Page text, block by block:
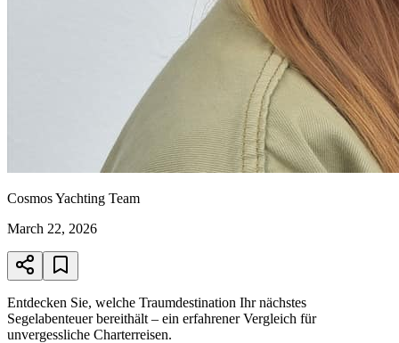
Cosmos Yachting Team
March 22, 2026
Entdecken Sie, welche Traumdestination Ihr nächstes
Segelabenteuer bereithält – ein erfahrener Vergleich für
unvergessliche Charterreisen.